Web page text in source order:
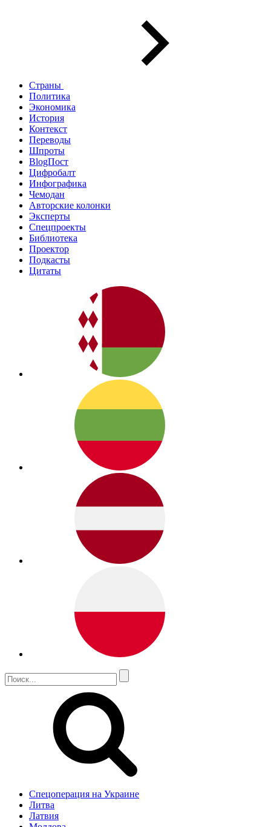
Страны
Политика
Экономика
История
Контекст
Переводы
Шпроты
BlogПост
Цифробалт
Инфографика
Чемодан
Авторские колонки
Эксперты
Спецпроекты
Библиотека
Проектор
Подкасты
Цитаты
Спецоперация на Украине
Литва
Латвия